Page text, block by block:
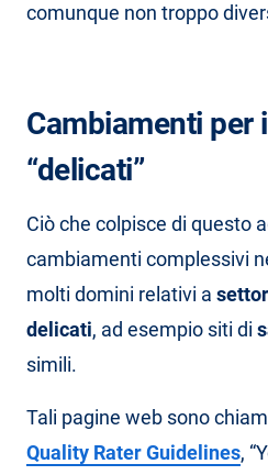
comunque non troppo
Cambiamenti per
“delicati”
Ciò che colpisce di questo
cambiamenti complessivi
molti domini relativi a
delicati, ad esempio siti di
simili.
Tali pagine web sono
Quality Rater Guidelines,